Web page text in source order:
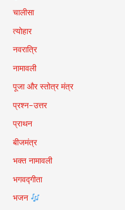
चालीसा
त्योहार
नवरात्रि
नामावली
पूजा और स्तोत्र मंत्र
प्रश्न-उत्तर
प्राथन
बीजमंत्र
भक्त नामावली
भगवद्गीता
भजन